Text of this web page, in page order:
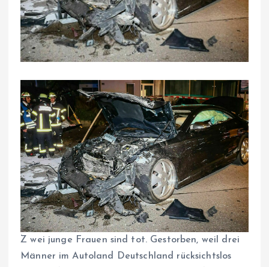
Z wei junge Frauen sind tot. Gestorben, weil drei
Männer im Autoland Deutschland rücksichtslos